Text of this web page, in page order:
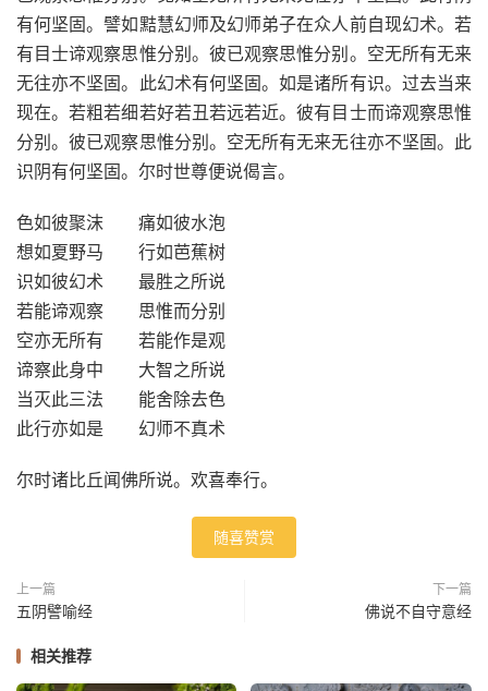
有何坚固。譬如黠慧幻师及幻师弟子在众人前自现幻术。若
有目士谛观察思惟分别。彼已观察思惟分别。空无所有无来
无往亦不坚固。此幻术有何坚固。如是诸所有识。过去当来
现在。若粗若细若好若丑若远若近。彼有目士而谛观察思惟
分别。彼已观察思惟分别。空无所有无来无往亦不坚固。此
识阴有何坚固。尔时世尊便说偈言。
色如彼聚沫 痛如彼水泡
想如夏野马 行如芭蕉树
识如彼幻术 最胜之所说
若能谛观察 思惟而分别
空亦无所有 若能作是观
谛察此身中 大智之所说
当灭此三法 能舍除去色
此行亦如是 幻师不真术
尔时诸比丘闻佛所说。欢喜奉行。
随喜赞赏
上一篇
五阴譬喻经
下一篇
佛说不自守意经
相关推荐